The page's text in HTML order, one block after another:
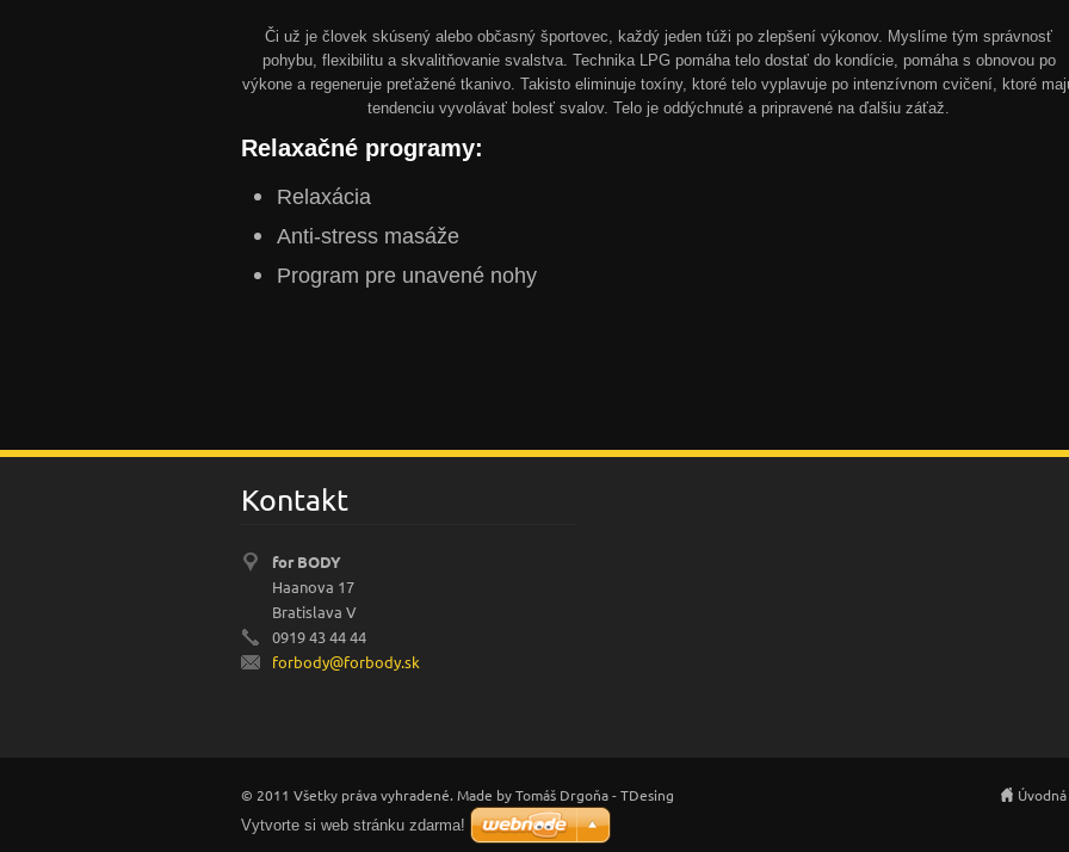
Či už je človek skúsený alebo občasný športovec, každý jeden túži po zlepšení výkonov. Myslíme tým správnosť
pohybu, flexibilitu a skvalitňovanie svalstva. Technika LPG pomáha telo dostať do kondície, pomáha s obnovou po
výkone a regeneruje preťažené tkanivo. Takisto eliminuje toxíny, ktoré telo vyplavuje po intenzívnom cvičení, ktoré
tendenciu vyvolávať bolesť svalov. Telo je oddýchnuté a pripravené na ďalšiu záťaž.
Relaxačné programy:
Relaxácia
Anti-stress masáže
Program pre unavené nohy
Kontakt
for BODY
Haanova 17
Bratislava V
0919 43 44 44
forbody@forbody.sk
© 2011 Všetky práva vyhradené. Made by Tomáš Drgoňa - TDesing
Vytvorte si web stránku zdarma!